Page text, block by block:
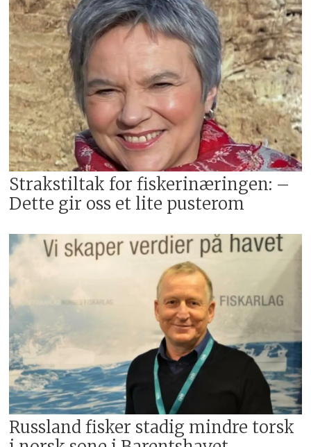
Strakstiltak for fiskerinæringen: –
Dette gir oss et lite pusterom
Russland fisker stadig mindre torsk